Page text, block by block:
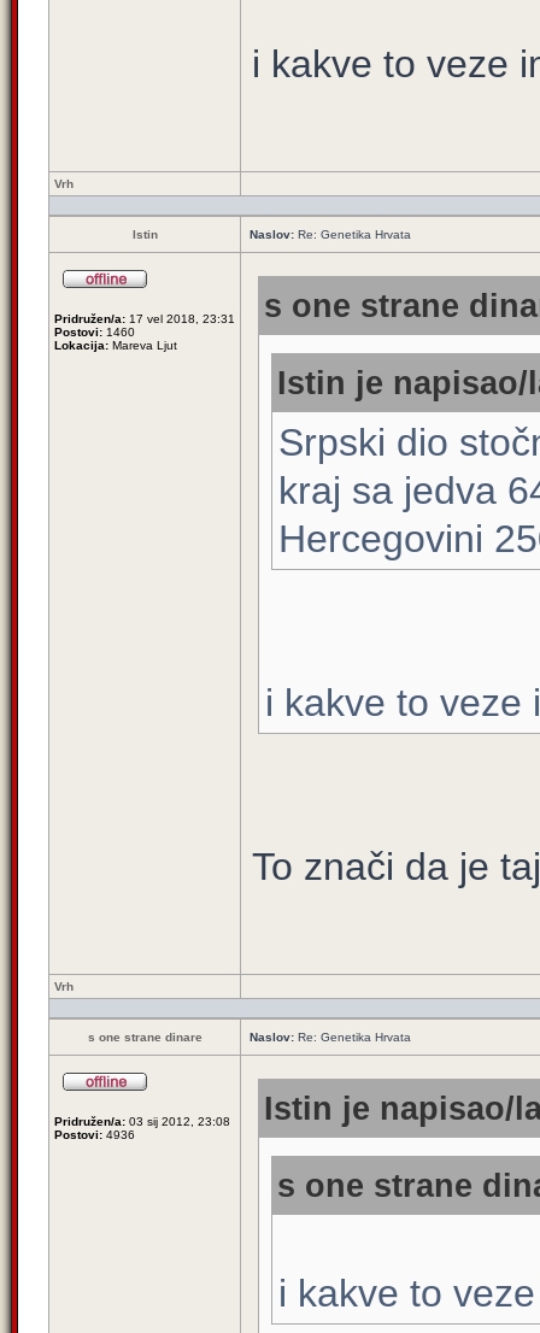
i kakve to veze
Vrh
Istin Naslov: Re: Genetika Hrvata
Pridružen/a: 17 vel 2018, 23:31
Postovi: 1460
Lokacija: Mareva Ljut
s one strane
Istin je napisao/
Srpski dio
kraj sa jedva
Hercegovini
i kakve to veze
To znači da je
Vrh
s one strane dinare Naslov: Re: Genetika Hrvata
Pridružen/a: 03 sij 2012, 23:08
Postovi: 4936
Istin je napisao/
s one strane
i kakve to